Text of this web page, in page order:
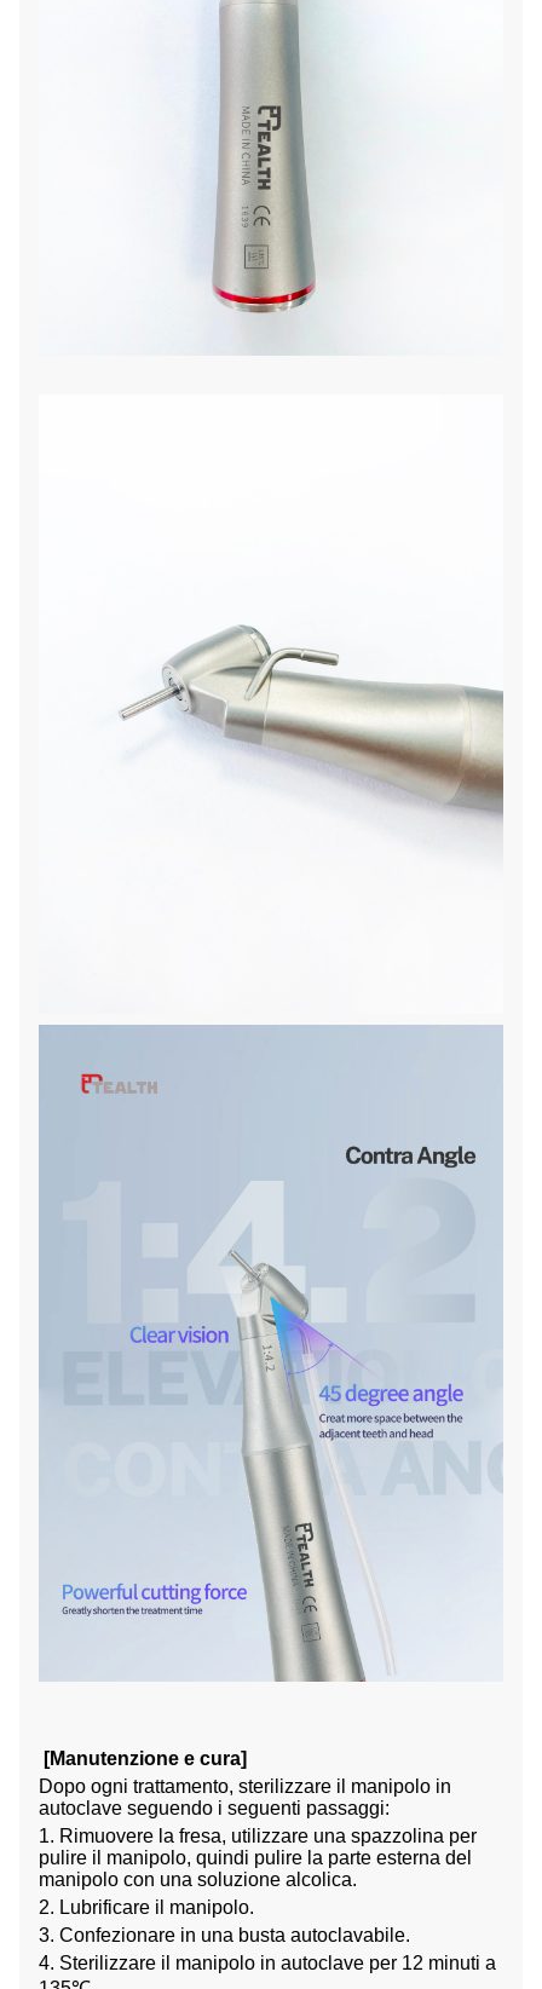
[Manutenzione e cura]
Dopo ogni trattamento, sterilizzare il manipolo in
autoclave seguendo i seguenti passaggi:
1. Rimuovere la fresa, utilizzare una spazzolina per
pulire il manipolo, quindi pulire la parte esterna del
manipolo con una soluzione alcolica.
2. Lubrificare il manipolo.
3. Confezionare in una busta autoclavabile.
4. Sterilizzare il manipolo in autoclave per 12 minuti a